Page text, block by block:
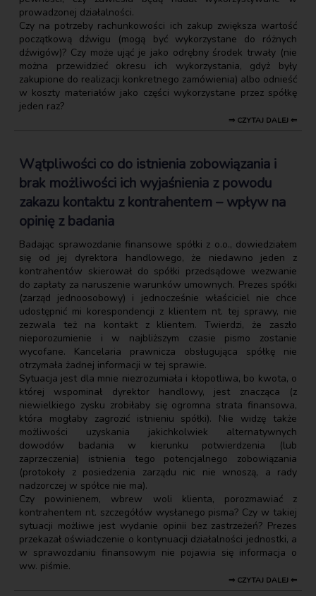
prowadzonej działalności.
Czy na potrzeby rachunkowości ich zakup zwiększa wartość
początkową dźwigu (mogą być wykorzystane do różnych
dźwigów)? Czy może ująć je jako odrębny środek trwały (nie
można przewidzieć okresu ich wykorzystania, gdyż były
zakupione do realizacji konkretnego zamówienia) albo odnieść
w koszty materiałów jako części wykorzystane przez spółkę
jeden raz?
⇒ CZYTAJ DALEJ ⇐
Wątpliwości co do istnienia zobowiązania i
brak możliwości ich wyjaśnienia z powodu
zakazu kontaktu z kontrahentem – wpływ na
opinię z badania
Badając sprawozdanie finansowe spółki z o.o., dowiedziałem
się od jej dyrektora handlowego, że niedawno jeden z
kontrahentów skierował do spółki przedsądowe wezwanie
do zapłaty za naruszenie warunków umownych. Prezes spółki
(zarząd jednoosobowy) i jednocześnie właściciel nie chce
udostępnić mi korespondencji z klientem nt. tej sprawy, nie
zezwala też na kontakt z klientem. Twierdzi, że zaszło
nieporozumienie i w najbliższym czasie pismo zostanie
wycofane. Kancelaria prawnicza obsługująca spółkę nie
otrzymała żadnej informacji w tej sprawie.
Sytuacja jest dla mnie niezrozumiała i kłopotliwa, bo kwota, o
której wspominał dyrektor handlowy, jest znacząca (z
niewielkiego zysku zrobiłaby się ogromna strata finansowa,
która mogłaby zagrozić istnieniu spółki). Nie widzę także
możliwości uzyskania jakichkolwiek alternatywnych
dowodów badania w kierunku potwierdzenia (lub
zaprzeczenia) istnienia tego potencjalnego zobowiązania
(protokoły z posiedzenia zarządu nic nie wnoszą, a rady
nadzorczej w spółce nie ma).
Czy powinienem, wbrew woli klienta, porozmawiać z
kontrahentem nt. szczegółów wysłanego pisma? Czy w takiej
sytuacji możliwe jest wydanie opinii bez zastrzeżeń? Prezes
przekazał oświadczenie o kontynuacji działalności jednostki, a
w sprawozdaniu finansowym nie pojawia się informacja o
ww. piśmie.
⇒ CZYTAJ DALEJ ⇐